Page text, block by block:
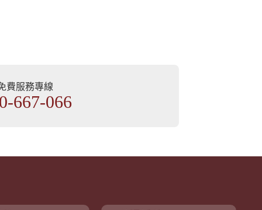
費服務專線
667-066